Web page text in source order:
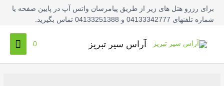
برای رزرو هتل های زیر از طریق پیامرسان واتس آپ در پایین صفحه یا
شماره تلفنهای 04133342777 و 04133251388 تماس بگیرید.
آراس سیر تبریز 0